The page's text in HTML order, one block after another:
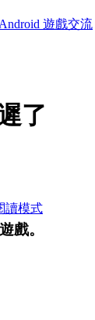
Android 遊戲交流
了
讀模式
戲。